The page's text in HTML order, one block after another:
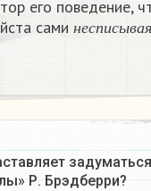
его поведение,
сами
н е с п и с ыв ая
несписыва
Р. Брэдберри?​